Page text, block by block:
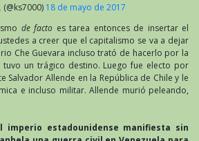
(@ks7000) 18 de mayo de 2017
de facto es tarea entonces de insertar el
a creer que el capitalismo se va a dejar
Che Guevara incluso trató de hacerlo por la
un trágico destino. Luego fue electo por
Salvador Allende en la República de Chile y le
e incluso militar. Allende murió peleando,
imperio estadounidense manifiesta sin